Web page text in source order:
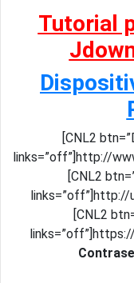
Tutorial
[CNL2
links=”off”]http://
[CNL2
[CNL2